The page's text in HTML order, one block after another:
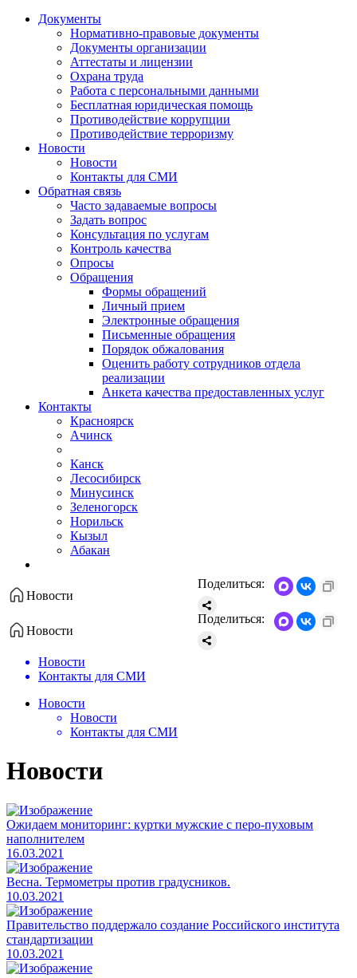
Документы
Нормативно-правовые документы
Документы организации
Аттестаты и лицензии
Охрана труда
Работа с персональными данными
Бесплатная юридическая помощь
Противодействие коррупции
Противодействие терроризму
Новости
Новости
Контакты для СМИ
Обратная связь
Часто задаваемые вопросы
Задать вопрос
Консультация по услугам
Контроль качества
Опросы
Обращения
Формы обращений
Личный прием
Электронные обращения
Письменные обращения
Порядок обжалования
Оценить работу сотрудников отдела
реализации
Анкета качества предоставленных услуг
Контакты
Красноярск
Ачинск
Канск
Лесосибирск
Минусинск
Зеленогорск
Норильск
Кызыл
Абакан
Новости
Поделиться:
Новости
Поделиться:
Новости
Контакты для СМИ
Новости
Новости
Контакты для СМИ
Новости
Ожидаем мониторинг: куртки мужские с перо-пуховым
наполнителем
16.03.2021
Весна. Термометры против градусников.
10.03.2021
​Правительство поддержало создание Российского института
стандартизации
10.03.2021